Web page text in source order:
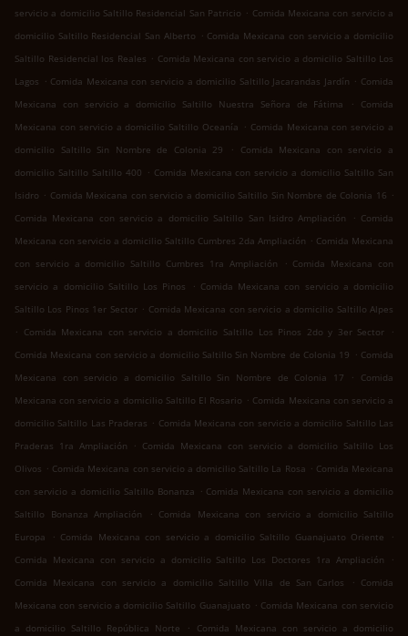
servicio a domicilio Saltillo Residencial San Patricio . Comida Mexicana con servicio a
domicilio Saltillo Residencial San Alberto . Comida Mexicana con servicio a domicilio
Saltillo Residencial los Reales . Comida Mexicana con servicio a domicilio Saltillo Los
Lagos . Comida Mexicana con servicio a domicilio Saltillo Jacarandas Jardín . Comida
Mexicana con servicio a domicilio Saltillo Nuestra Señora de Fátima
.
Comida
Mexicana con servicio a domicilio Saltillo Oceanía . Comida Mexicana con servicio a
domicilio Saltillo Sin Nombre de Colonia 29
.
Comida Mexicana con servicio a
domicilio Saltillo Saltillo 400 . Comida Mexicana con servicio a domicilio Saltillo San
Isidro . Comida Mexicana con servicio a domicilio Saltillo Sin Nombre de Colonia 16 .
Comida Mexicana con servicio a domicilio Saltillo San Isidro Ampliación
. Comida
Mexicana con servicio a domicilio Saltillo Cumbres 2da Ampliación . Comida Mexicana
con servicio a domicilio Saltillo Cumbres 1ra Ampliación
. Comida Mexicana con
servicio a domicilio Saltillo Los Pinos
. Comida Mexicana con servicio a domicilio
Saltillo Los Pinos 1er Sector . Comida Mexicana con servicio a domicilio Saltillo Alpes
. Comida Mexicana con servicio a domicilio Saltillo Los Pinos 2do y 3er Sector
.
Comida Mexicana con servicio a domicilio Saltillo Sin Nombre de Colonia 19 . Comida
Mexicana con servicio a domicilio Saltillo Sin Nombre de Colonia 17
.
Comida
Mexicana con servicio a domicilio Saltillo El Rosario . Comida Mexicana con servicio a
domicilio Saltillo Las Praderas . Comida Mexicana con servicio a domicilio Saltillo Las
Praderas 1ra Ampliación
. Comida Mexicana con servicio a domicilio Saltillo Los
Olivos . Comida Mexicana con servicio a domicilio Saltillo La Rosa . Comida Mexicana
con servicio a domicilio Saltillo Bonanza . Comida Mexicana con servicio a domicilio
Saltillo Bonanza Ampliación
. Comida Mexicana con servicio a domicilio Saltillo
Europa
. Comida Mexicana con servicio a domicilio Saltillo Guanajuato Oriente
.
Comida Mexicana con servicio a domicilio Saltillo Los Doctores 1ra Ampliación
.
Comida Mexicana con servicio a domicilio Saltillo Villa de San Carlos
. Comida
Mexicana con servicio a domicilio Saltillo Guanajuato . Comida Mexicana con servicio
a domicilio Saltillo República Norte
.
Comida Mexicana con servicio a domicilio